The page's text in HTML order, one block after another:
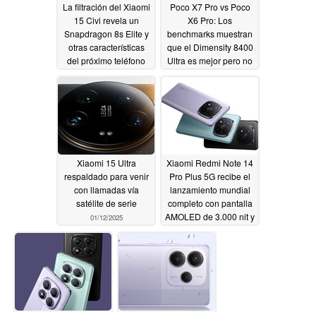
La filtración del Xiaomi
15 Civi revela un
Snapdragon 8s Elite y
otras características
del próximo teléfono
01/13/2025
Poco X7 Pro vs Poco
X6 Pro: Los
benchmarks muestran
que el Dimensity 8400
Ultra es mejor pero no
Xiaomi 15 Ultra
respaldado para venir
con llamadas vía
satélite de serie
01/12/2025
Xiaomi Redmi Note 14
Pro Plus 5G recibe el
lanzamiento mundial
completo con pantalla
AMOLED de 3.000 nit y
80001/10/2025